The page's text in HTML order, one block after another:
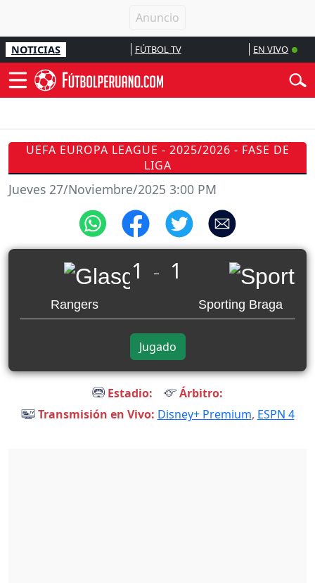
NOTICIAS FÚTBOL TV EN VIVO
UEFA EUROPA LEAGUE - 2025/2026 - FASE DE
LIGA
Jueves 27/Noviembre/2025 3:00 PM
Rangers
1 _ 1
Sporting Braga
Jugado
Estadio:
Árbitro:
Transmisión en Vivo: Disney+ Premium, ESPN 4